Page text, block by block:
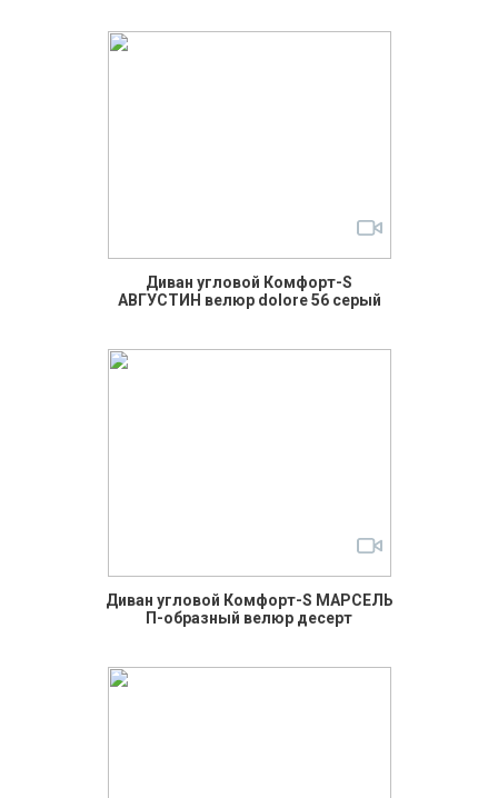
Диван угловой Комфорт-S
АВГУСТИН велюр dolore 56 серый
Диван угловой Комфорт-S МАРСЕЛЬ
П-образный велюр десерт